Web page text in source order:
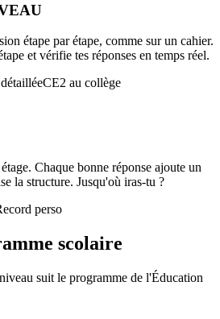
étape par étape, comme sur un cahier.
et vérifie tes réponses en temps réel.
CE2 au collège
Chaque bonne réponse ajoute un
la structure. Jusqu'où iras-tu ?
perso
scolaire
suit le programme de l'Éducation